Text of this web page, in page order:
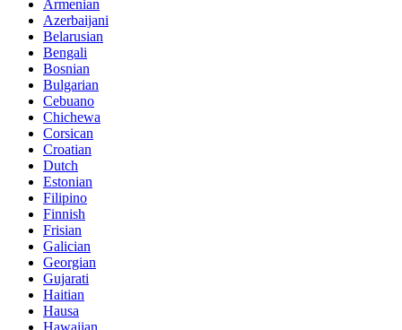
Armenian
Azerbaijani
Belarusian
Bengali
Bosnian
Bulgarian
Cebuano
Chichewa
Corsican
Croatian
Dutch
Estonian
Filipino
Finnish
Frisian
Galician
Georgian
Gujarati
Haitian
Hausa
Hawaiian